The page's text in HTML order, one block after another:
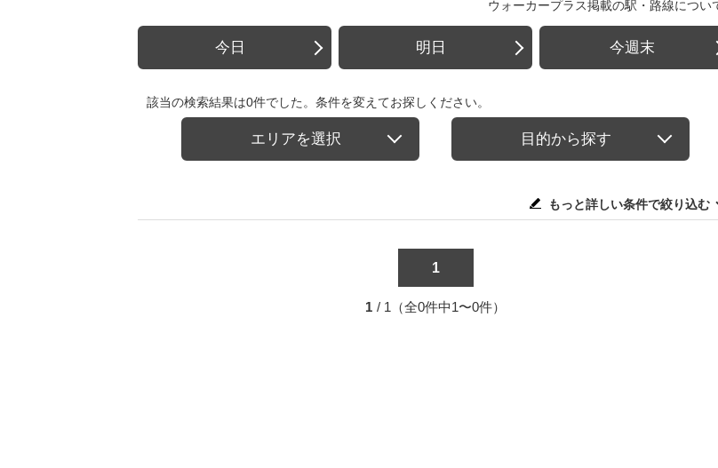
ウォーカープラス掲載の駅・路線につい
今日 明日 今週末
該当の検索結果は0件でした。条件を変えてお探しください。
エリアを選択 目的から探す
もっと詳しい条件で絞り込む
1
1 / 1（全0件中1〜0件）